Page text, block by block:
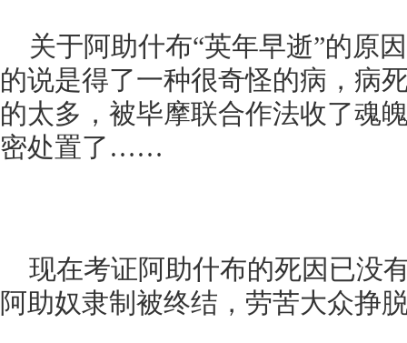
关于阿助什布“英年早逝”的原
的说是得了一种很奇怪的病，病
的太多，被毕摩联合作法收了魂
密处置了……
现在考证阿助什布的死因已没
阿助奴隶制被终结，劳苦大众挣